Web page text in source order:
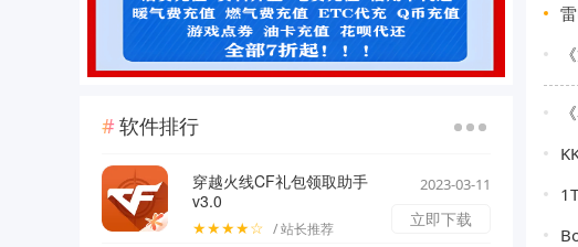
软件排行
穿越火线CF礼包领取助手
v3.0
★★★★☆ / 站长推荐
2023-03-11
立即下载
雷